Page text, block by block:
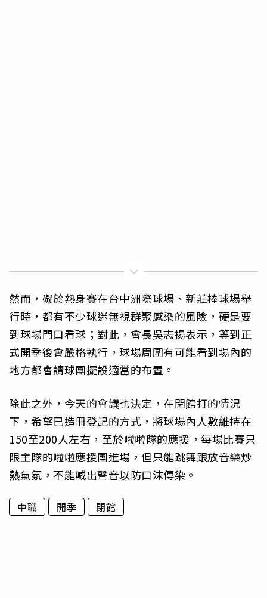
然而，礙於熱身賽在台中洲際球場、新莊棒球場舉
行時，都有不少球迷無視群聚感染的風險，硬是要
到球場門口看球；對此，會長吳志揚表示，等到正
式開季後會嚴格執行，球場周圍有可能看到場內的
地方都會請球團擺設適當的布置。
除此之外，今天的會議也決定，在閉館打的情況
下，希望已造冊登記的方式，將球場內人數維持在
150至200人左右，至於啦啦隊的應援，每場比賽只
限主隊的啦啦應援團進場，但只能跳舞跟放音樂炒
熱氣氛，不能喊出聲音以防口沫傳染。
中職 開季 閉館